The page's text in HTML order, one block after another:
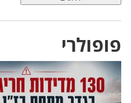
פופולרי